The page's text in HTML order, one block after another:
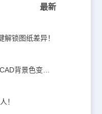
最新
解锁图纸差异！
CAD背景色如何设置为白色？CAD背景色变白实操指南
！